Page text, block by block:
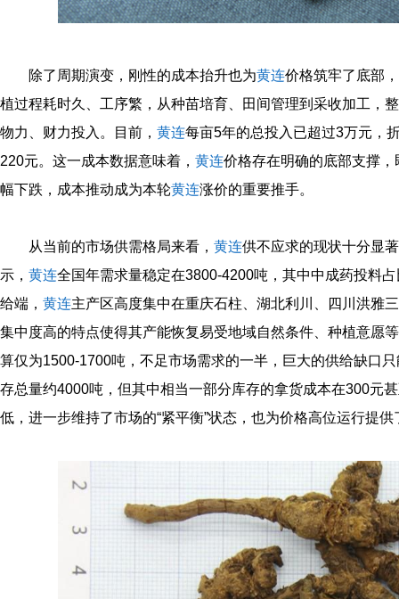
除了周期演变，刚性的成本抬升也为黄连价格筑牢了底部
植过程耗时久、工序繁，从种苗培育、田间管理到采收加工，
物力、财力投入。目前， 黄连每亩5年的总投入已超过3万元，
220元。这一成本数据意味着， 黄连价格存在明确的底部支撑
幅下跌，成本推动成为本轮黄连涨价的重要推手。
从当前的市场供需格局来看， 黄连供不应求的现状十分显
示， 黄连全国年需求量稳定在3800-4200吨，其中中成药投料
给端， 黄连主产区高度集中在重庆石柱、湖北利川、四川洪雅
集中度高的特点使得其产能恢复易受地域自然条件、种植意愿
算仅为1500-1700吨，不足市场需求的一半，巨大的供给缺口
存总量约4000吨，但其中相当一部分库存的拿货成本在300元
低，进一步维持了市场的“紧平衡”状态，也为价格高位运行提供